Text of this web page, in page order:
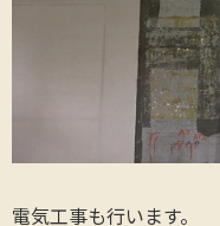
電気工事も行います。